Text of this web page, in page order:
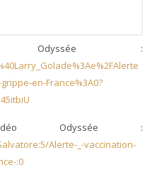
Odyssée :
en-France%3A0?
Odyssée :
Alerte-_-vaccination-
:0